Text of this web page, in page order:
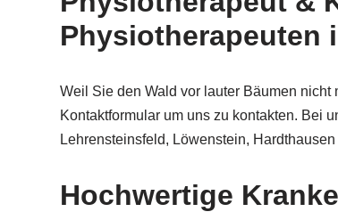
Physiotherapeuten
Weil Sie den Wald vor lauter Bäumen
Kontaktformular um uns zu kontakten. Bei
Lehrensteinsfeld, Löwenstein,
Hochwertige